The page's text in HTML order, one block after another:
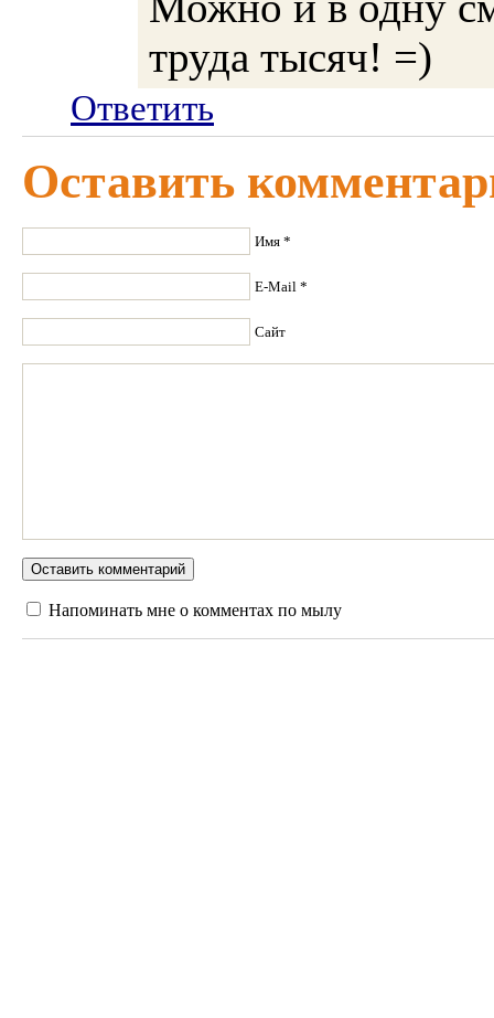
труда тысяч! =)
Ответить
Оставить
Имя *
E-Mail *
Сайт
Напоминать мне о комментах по мылу